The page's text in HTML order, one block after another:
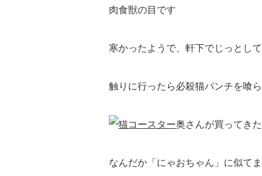
肉食獣の目です
寒かったようで、軒下でじっとし
触りに行ったら必殺猫パンチを喰
奥さんが買ってき
なんだか「にゃおちゃん」に似て